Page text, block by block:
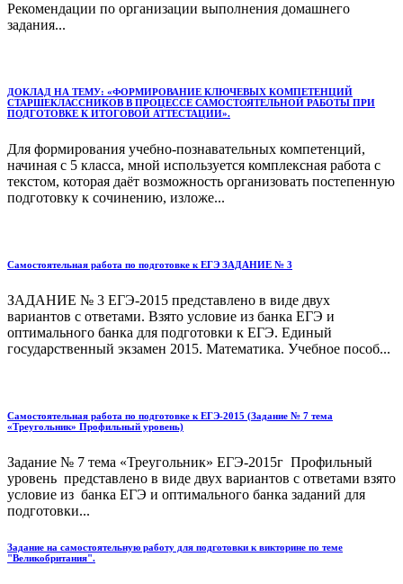
Рекомендации по организации выполнения домашнего
задания...
ДОКЛАД НА ТЕМУ: «ФОРМИРОВАНИЕ КЛЮЧЕВЫХ КОМПЕТЕНЦИЙ
СТАРШЕКЛАССНИКОВ В ПРОЦЕССЕ САМОСТОЯТЕЛЬНОЙ РАБОТЫ ПРИ
ПОДГОТОВКЕ К ИТОГОВОЙ АТТЕСТАЦИИ».
Для формирования учебно-познавательных компетенций,
начиная с 5 класса, мной используется комплексная работа с
текстом, которая даёт возможность организовать постепенную
подготовку к сочинению, изложе...
Самостоятельная работа по подготовке к ЕГЭ ЗАДАНИЕ № 3
ЗАДАНИЕ № 3 ЕГЭ-2015 представлено в виде двух
вариантов с ответами. Взято условие из банка ЕГЭ и
оптимального банка для подготовки к ЕГЭ. Единый
государственный экзамен 2015. Математика. Учебное пособ...
Самостоятельная работа по подготовке к ЕГЭ-2015 (Задание № 7 тема
«Треугольник» Профильный уровень)
Задание № 7 тема «Треугольник» ЕГЭ-2015г Профильный
уровень представлено в виде двух вариантов с ответами взято
условие из банка ЕГЭ и оптимального банка заданий для
подготовки...
Задание на самостоятельную работу для подготовки к викторине по теме
"Великобритания".